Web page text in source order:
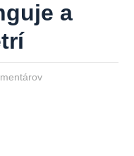
a